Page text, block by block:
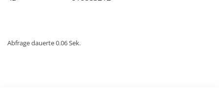
Abfrage dauerte 0.06 Sek.